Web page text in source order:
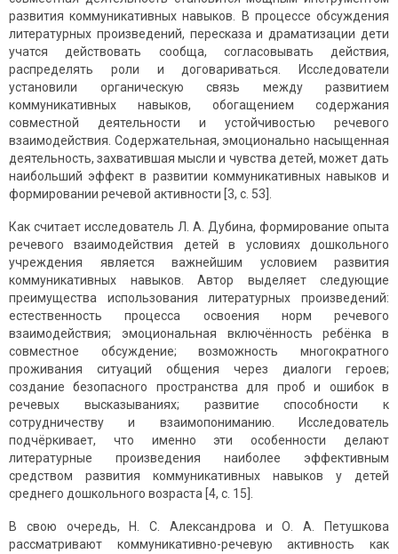
развития коммуникативных навыков. В процессе обсуждения
литературных произведений, пересказа и драматизации дети
учатся действовать сообща, согласовывать действия,
распределять роли и договариваться. Исследователи
установили органическую связь между развитием
коммуникативных навыков, обогащением содержания
совместной деятельности и устойчивостью речевого
взаимодействия. Содержательная, эмоционально насыщенная
деятельность, захватившая мысли и чувства детей, может дать
наибольший эффект в развитии коммуникативных навыков и
формировании речевой активности [3, с. 53].
Как считает исследователь Л. А. Дубина, формирование опыта
речевого взаимодействия детей в условиях дошкольного
учреждения является важнейшим условием развития
коммуникативных навыков. Автор выделяет следующие
преимущества использования литературных произведений:
естественность процесса освоения норм речевого
взаимодействия; эмоциональная включённость ребёнка в
совместное обсуждение; возможность многократного
проживания ситуаций общения через диалоги героев;
создание безопасного пространства для проб и ошибок в
речевых высказываниях; развитие способности к
сотрудничеству и взаимопониманию. Исследователь
подчёркивает, что именно эти особенности делают
литературные произведения наиболее эффективным
средством развития коммуникативных навыков у детей
среднего дошкольного возраста [4, с. 15].
В свою очередь, Н. С. Александрова и О. А. Петушкова
рассматривают коммуникативно-речевую активность как